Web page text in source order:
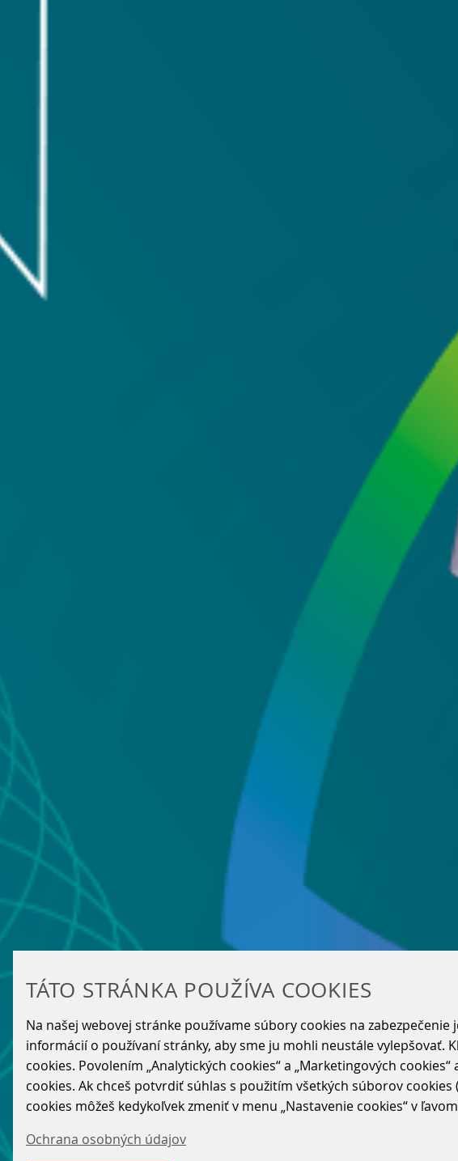
TÁTO STRÁNKA POUŽÍVA COOKIES
Na našej webovej stránke používame súbory cookies na
informácií o používaní stránky, aby sme ju mohli neustále vylepšovať.
cookies. Povolením „Analytických cookies“ a „Marketingových
cookies. Ak chceš potvrdiť súhlas s použitím všetkých súborov
cookies môžeš kedykoľvek zmeniť v menu „Nastavenie cookies“ v
Ochrana osobných údajov